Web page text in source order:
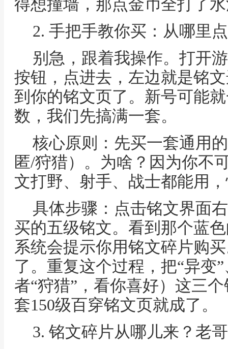
得想撞墙，那点金币全打了
2. 手把手教你买：从哪里
别急，跟着我操作。打开
按钮，点进去，左边就是铭
到你的铭文页了。新号可能
数，我们先搞满一套。
核心原则：先买一套通用
匿/狩猎）。为啥？因为你不
文打野、射手、战士都能用
具体步骤：点击铭文界面
买的五级铭文。看到那个蓝
系统会提示你用铭文碎片购
了。重复这个过程，把“异变
者“狩猎”，看你喜好）这三
套150级百穿铭文页就成了。
3. 铭文碎片从哪儿来？老